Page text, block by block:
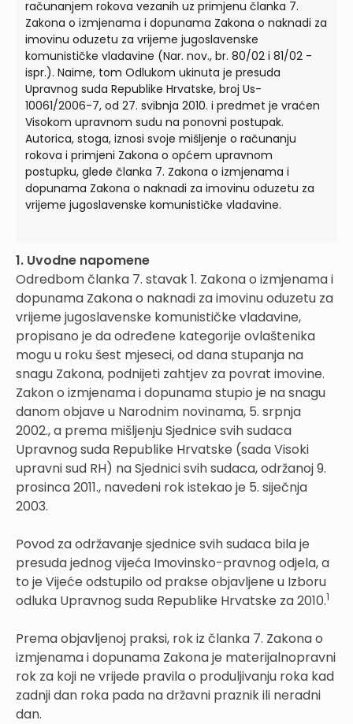
računanjem rokova vezanih uz primjenu članka 7.
Zakona o izmjenama i dopunama Zakona o naknadi za
imovinu oduzetu za vrijeme jugoslavenske
komunističke vladavine (Nar. nov., br. 80/02 i 81/02 -
ispr.). Naime, tom Odlukom ukinuta je presuda
Upravnog suda Republike Hrvatske, broj Us-
10061/2006-7, od 27. svibnja 2010. i predmet je vraćen
Visokom upravnom sudu na ponovni postupak.
Autorica, stoga, iznosi svoje mišljenje o računanju
rokova i primjeni Zakona o općem upravnom
postupku, glede članka 7. Zakona o izmjenama i
dopunama Zakona o naknadi za imovinu oduzetu za
vrijeme jugoslavenske komunističke vladavine.
1. Uvodne napomene
Odredbom članka 7. stavak 1. Zakona o izmjenama i
dopunama Zakona o naknadi za imovinu oduzetu za
vrijeme jugoslavenske komunističke vladavine,
propisano je da određene kategorije ovlaštenika
mogu u roku šest mjeseci, od dana stupanja na
snagu Zakona, podnijeti zahtjev za povrat imovine.
Zakon o izmjenama i dopunama stupio je na snagu
danom objave u Narodnim novinama, 5. srpnja
2002., a prema mišljenju Sjednice svih sudaca
Upravnog suda Republike Hrvatske (sada Visoki
upravni sud RH) na Sjednici svih sudaca, održanoj 9.
prosinca 2011., navedeni rok istekao je 5. siječnja
2003.
Povod za održavanje sjednice svih sudaca bila je
presuda jednog vijeća Imovinsko-pravnog odjela, a
to je Vijeće odstupilo od prakse objavljene u Izboru
odluka Upravnog suda Republike Hrvatske za 2010.1
Prema objavljenoj praksi, rok iz članka 7. Zakona o
izmjenama i dopunama Zakona je materijalnopravni
rok za koji ne vrijede pravila o produljivanju roka kad
zadnji dan roka pada na državni praznik ili neradni
dan.